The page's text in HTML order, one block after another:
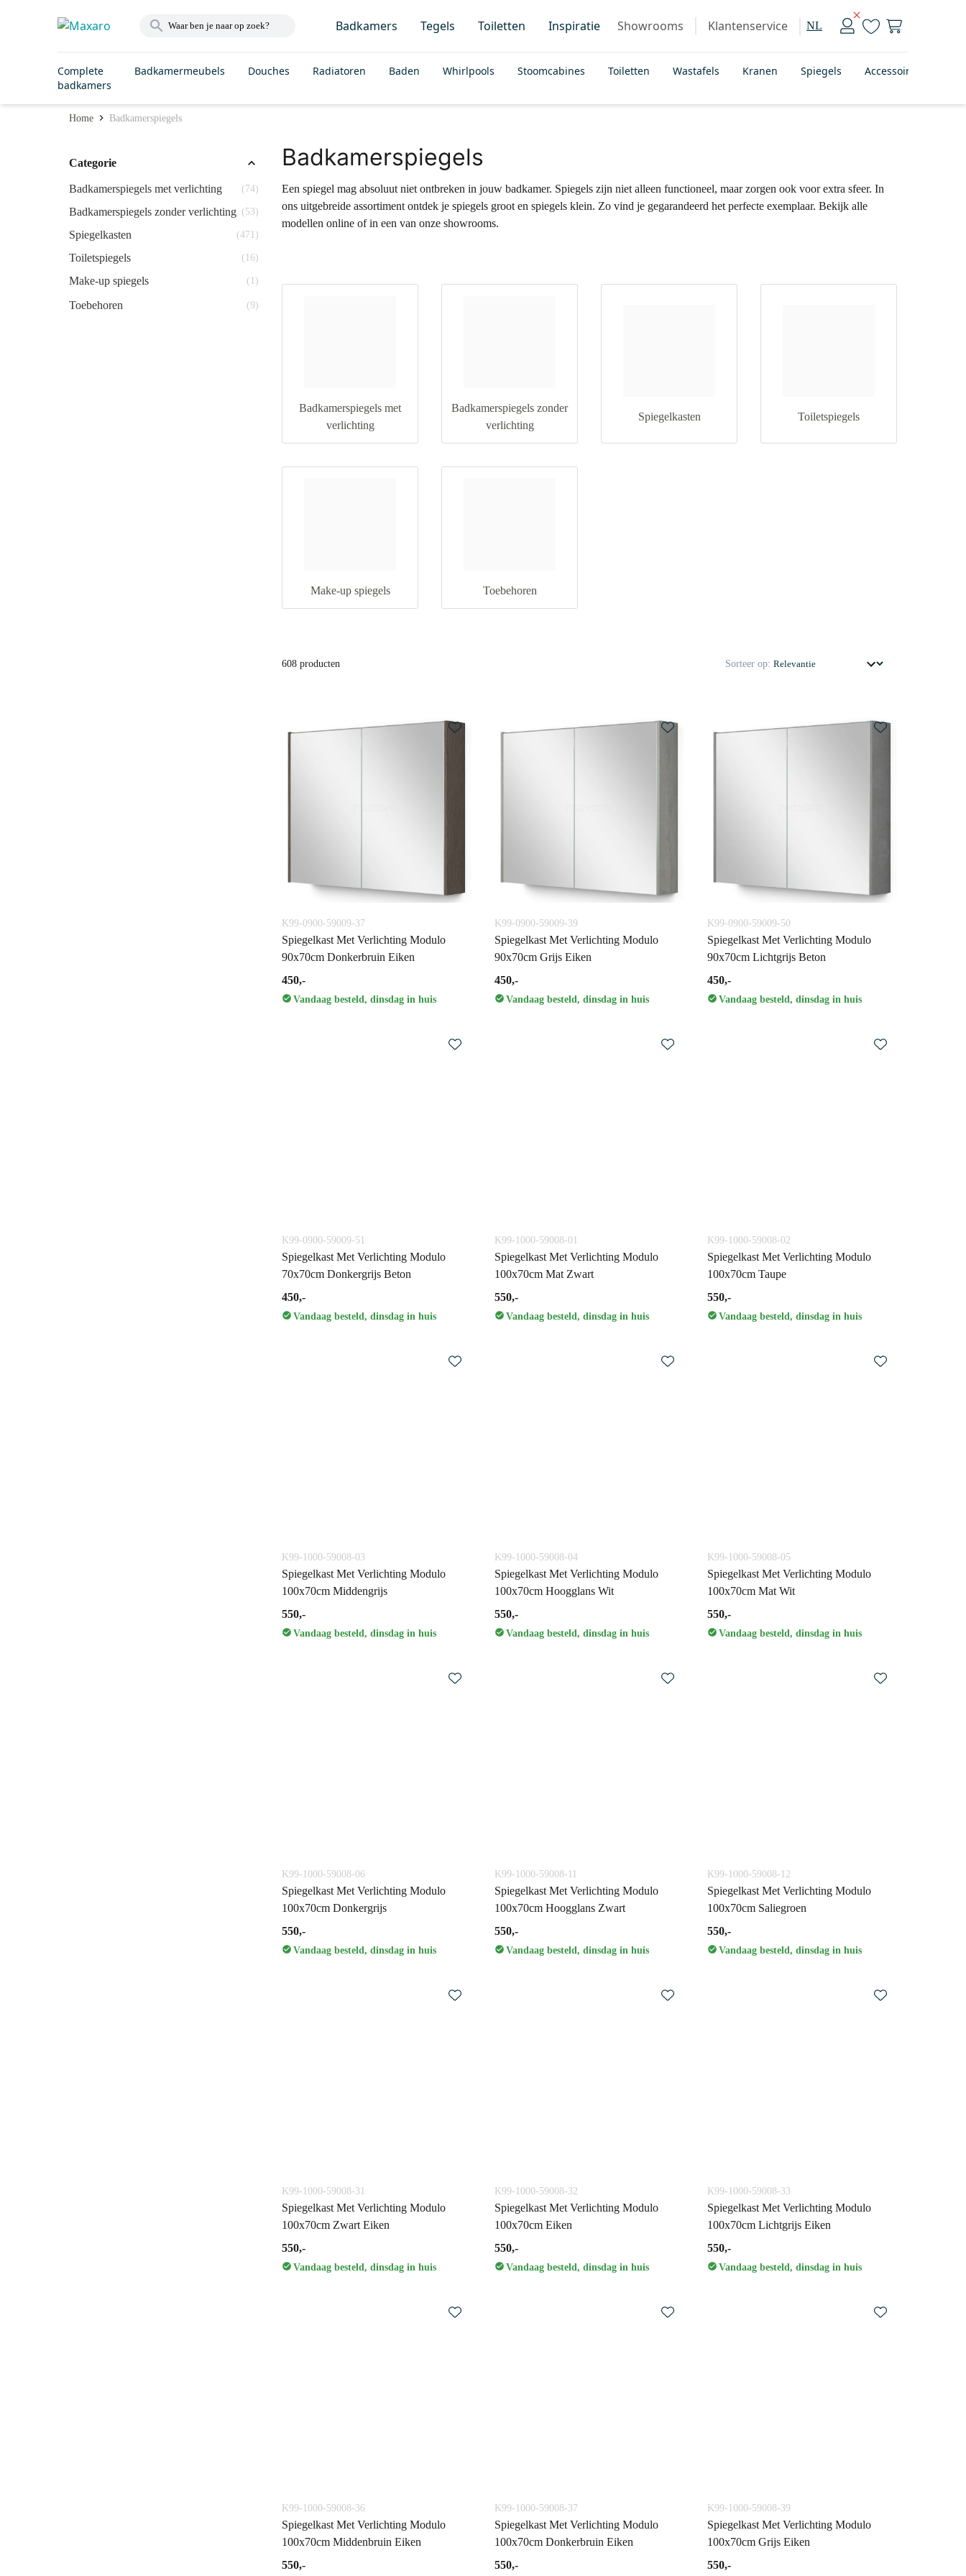
Badkamers Tegels Toiletten Inspiratie Showrooms Klantenservice NL
Complete
badkamers
Badkamermeubels Douches Radiatoren Baden Whirlpools Stoomcabines Toiletten Wastafels Kranen Spiegels Accessoires
Home Badkamerspiegels
Categorie
Badkamerspiegels met verlichting (74)
Badkamerspiegels zonder verlichting (53)
Spiegelkasten (471)
Toiletspiegels (16)
Make-up spiegels (1)
Toebehoren (9)
Badkamerspiegels
Een spiegel mag absoluut niet ontbreken in jouw badkamer. Spiegels zijn niet alleen functioneel, maar zorgen ook voor extra sfeer. In
ons uitgebreide assortiment ontdek je spiegels groot en spiegels klein. Zo vind je gegarandeerd het perfecte exemplaar. Bekijk alle
modellen online of in een van onze showrooms.
Badkamerspiegels met
verlichting
Badkamerspiegels zonder
verlichting
Spiegelkasten Toiletspiegels
Make-up spiegels Toebehoren
608 producten Sorteer op:
K99-0900-59009-37
Spiegelkast Met Verlichting Modulo
90x70cm Donkerbruin Eiken
450,-
Vandaag besteld, dinsdag in huis
K99-0900-59009-39
Spiegelkast Met Verlichting Modulo
90x70cm Grijs Eiken
450,-
Vandaag besteld, dinsdag in huis
K99-0900-59009-50
Spiegelkast Met Verlichting Modulo
90x70cm Lichtgrijs Beton
450,-
Vandaag besteld, dinsdag in huis
K99-0900-59009-51
Spiegelkast Met Verlichting Modulo
70x70cm Donkergrijs Beton
450,-
Vandaag besteld, dinsdag in huis
K99-1000-59008-01
Spiegelkast Met Verlichting Modulo
100x70cm Mat Zwart
550,-
Vandaag besteld, dinsdag in huis
K99-1000-59008-02
Spiegelkast Met Verlichting Modulo
100x70cm Taupe
550,-
Vandaag besteld, dinsdag in huis
K99-1000-59008-03
Spiegelkast Met Verlichting Modulo
100x70cm Middengrijs
550,-
Vandaag besteld, dinsdag in huis
K99-1000-59008-04
Spiegelkast Met Verlichting Modulo
100x70cm Hoogglans Wit
550,-
Vandaag besteld, dinsdag in huis
K99-1000-59008-05
Spiegelkast Met Verlichting Modulo
100x70cm Mat Wit
550,-
Vandaag besteld, dinsdag in huis
K99-1000-59008-06
Spiegelkast Met Verlichting Modulo
100x70cm Donkergrijs
550,-
Vandaag besteld, dinsdag in huis
K99-1000-59008-11
Spiegelkast Met Verlichting Modulo
100x70cm Hoogglans Zwart
550,-
Vandaag besteld, dinsdag in huis
K99-1000-59008-12
Spiegelkast Met Verlichting Modulo
100x70cm Saliegroen
550,-
Vandaag besteld, dinsdag in huis
K99-1000-59008-31
Spiegelkast Met Verlichting Modulo
100x70cm Zwart Eiken
550,-
Vandaag besteld, dinsdag in huis
K99-1000-59008-32
Spiegelkast Met Verlichting Modulo
100x70cm Eiken
550,-
Vandaag besteld, dinsdag in huis
K99-1000-59008-33
Spiegelkast Met Verlichting Modulo
100x70cm Lichtgrijs Eiken
550,-
Vandaag besteld, dinsdag in huis
K99-1000-59008-36
Spiegelkast Met Verlichting Modulo
100x70cm Middenbruin Eiken
550,-
K99-1000-59008-37
Spiegelkast Met Verlichting Modulo
100x70cm Donkerbruin Eiken
550,-
K99-1000-59008-39
Spiegelkast Met Verlichting Modulo
100x70cm Grijs Eiken
550,-